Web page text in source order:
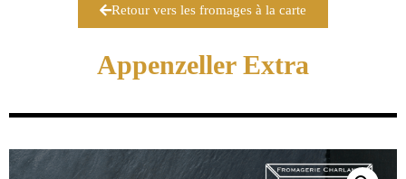
Retour vers les fromages à la carte
Appenzeller Extra